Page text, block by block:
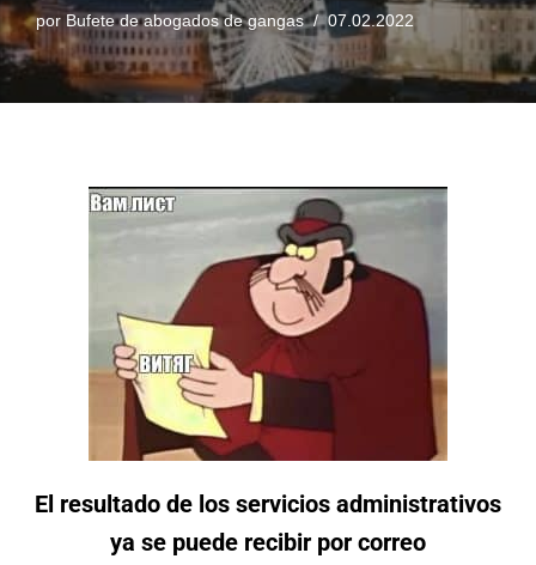
por Bufete de abogados de gangas 07.02.2022
El resultado de los servicios administrativos
ya se puede recibir por correo